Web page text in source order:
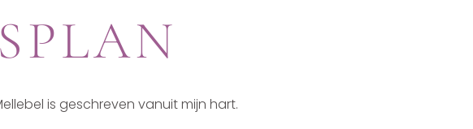
is geschreven vanuit mijn hart.